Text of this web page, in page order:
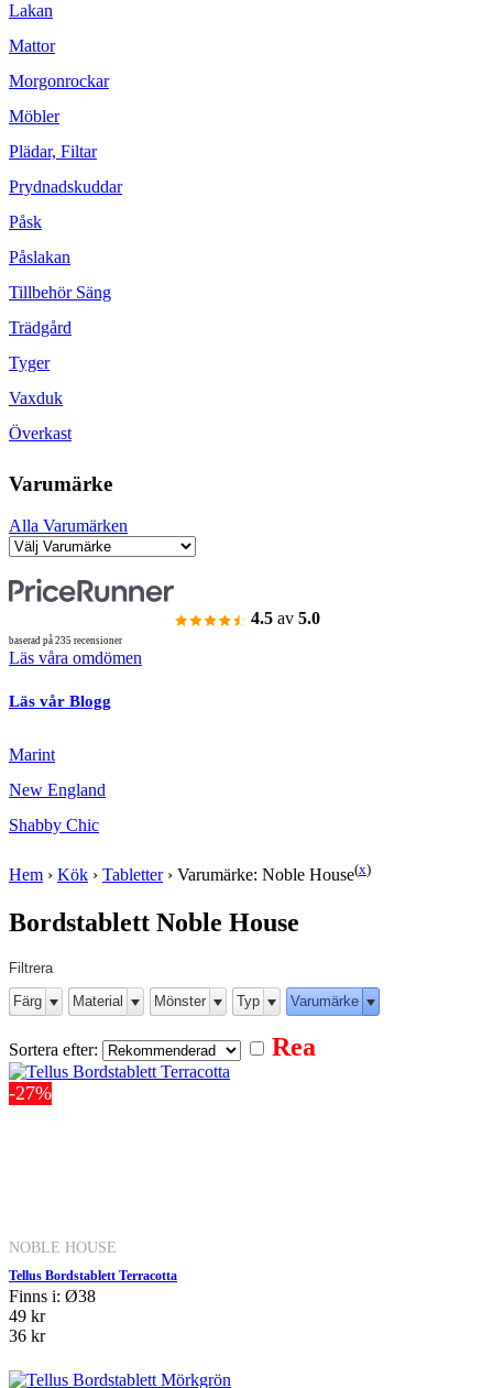
Lakan
Mattor
Morgonrockar
Möbler
Plädar, Filtar
Prydnadskuddar
Påsk
Påslakan
Tillbehör Säng
Trädgård
Tyger
Vaxduk
Överkast
Varumärke
Alla Varumärken
4.5 av 5.0
baserad på 235 recensioner
Läs våra omdömen
Läs vår Blogg
Marint
New England
Shabby Chic
Hem › Kök › Tabletter› Varumärke: Noble House(x)
Bordstablett Noble House
Filtrera
Färg
Material Mönster Typ Varumärke
Sortera efter: Rea
-27%
NOBLE HOUSE
Tellus Bordstablett Terracotta
Finns i: Ø38
49 kr
36 kr